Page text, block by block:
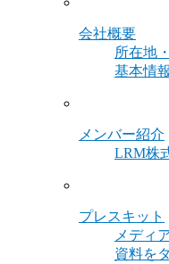
会社概要
所在地
基本情
メンバー紹介
LRM株
プレスキット
メディ
資料を